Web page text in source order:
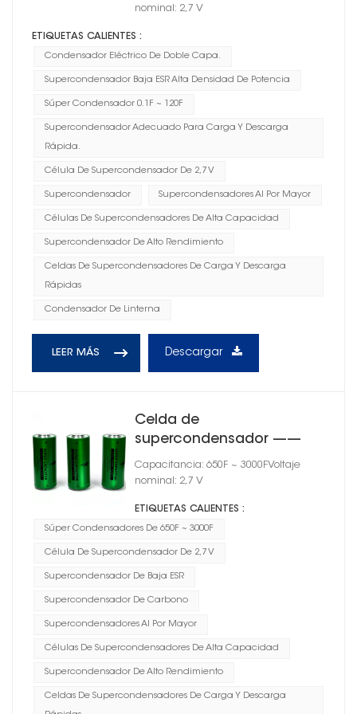
nominal: 2,7 V
ETIQUETAS CALIENTES :
Condensador Eléctrico De Doble Capa.
Supercondensador Baja ESR Alta Densidad De Potencia
Súper Condensador 0.1F ~ 120F
Supercondensador Adecuado Para Carga Y Descarga
Rápida.
Célula De Supercondensador De 2,7 V
Supercondensador Supercondensadores Al Por Mayor
Células De Supercondensadores De Alta Capacidad
Supercondensador De Alto Rendimiento
Celdas De Supercondensadores De Carga Y Descarga
Rápidas
Condensador De Linterna
LEER MÁS Descargar
Celda de
supercondensador ——
Serie CSD-03
Capacitancia: 650F ~ 3000FVoltaje
nominal: 2,7 V
ETIQUETAS CALIENTES :
Súper Condensadores De 650F ~ 3000F
Célula De Supercondensador De 2,7 V
Supercondensador De Baja ESR
Supercondensador De Carbono
Supercondensadores Al Por Mayor
Células De Supercondensadores De Alta Capacidad
Supercondensador De Alto Rendimiento
Celdas De Supercondensadores De Carga Y Descarga